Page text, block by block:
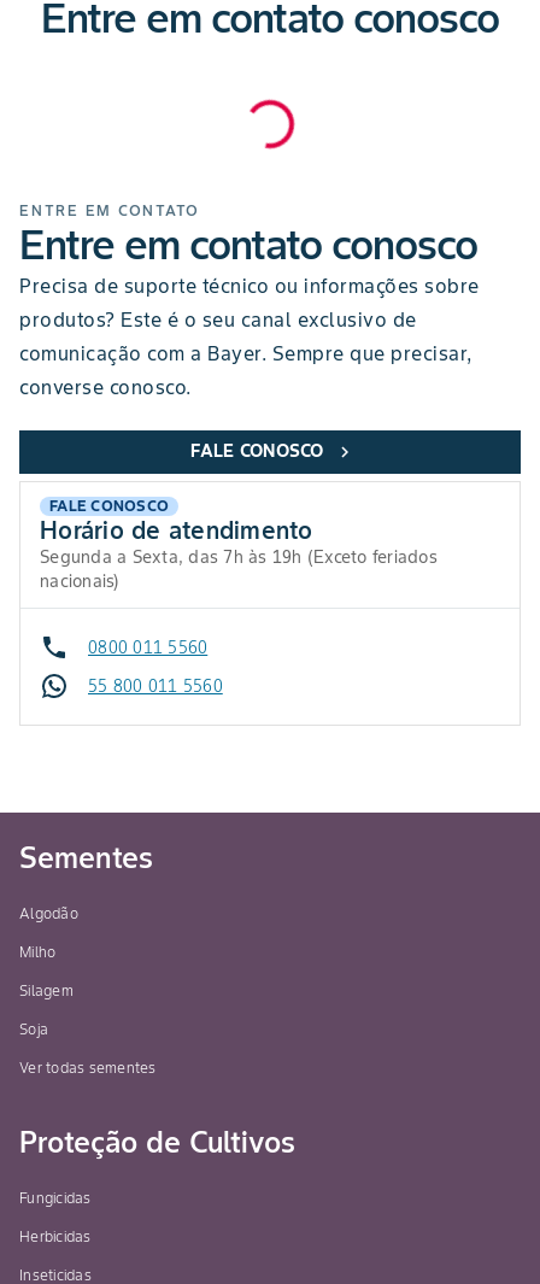
Entre em contato conosco
ENTRE EM CONTATO
Entre em contato conosco
Precisa de suporte técnico ou informações sobre
produtos? Este é o seu canal exclusivo de
comunicação com a Bayer. Sempre que precisar,
converse conosco.
FALE CONOSCO chevron_right
FALE CONOSCO
Horário de atendimento
Segunda a Sexta, das 7h às 19h (Exceto feriados
nacionais)
0800 011 5560
55 800 011 5560
Sementes
Algodão
Milho
Silagem
Soja
Ver todas sementes
Proteção de Cultivos
Fungicidas
Herbicidas
Inseticidas